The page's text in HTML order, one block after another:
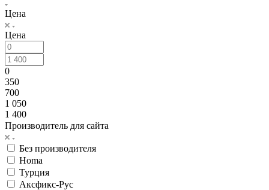
Цена
Цена
0
350
700
1 050
1 400
Производитель для сайта
Без производителя
Homa
Турция
Аксфикс-Рус